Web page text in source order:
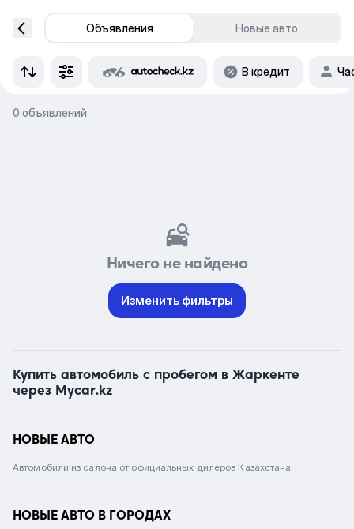
Объявления Новые авто
В кредит
0 объявлений
Ничего не найдено
Изменить фильтры
Купить автомобиль с пробегом в Жаркенте
через Mycar.kz
НОВЫЕ АВТО
Автомобили из салона от официальных дилеров Казахстана.
НОВЫЕ АВТО В ГОРОДАХ